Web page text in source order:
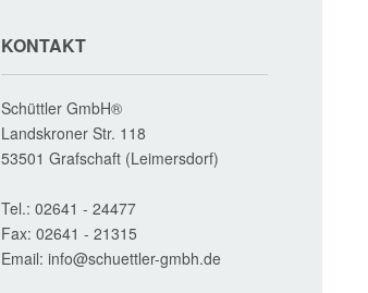
KONTAKT
Schüttler GmbH®
Landskroner Str. 118
53501 Grafschaft (Leimersdorf)
Tel.: 02641 - 24477
Fax: 02641 - 21315
Email: info